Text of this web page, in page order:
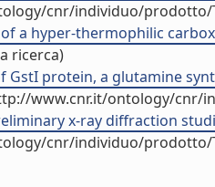
cnr/individuo/prodotto/
a hyper-thermophilic
ricerca)
GstI protein, a glutamine
www.cnr.it/ontology/cnr/
x-ray diffraction
cnr/individuo/prodotto/